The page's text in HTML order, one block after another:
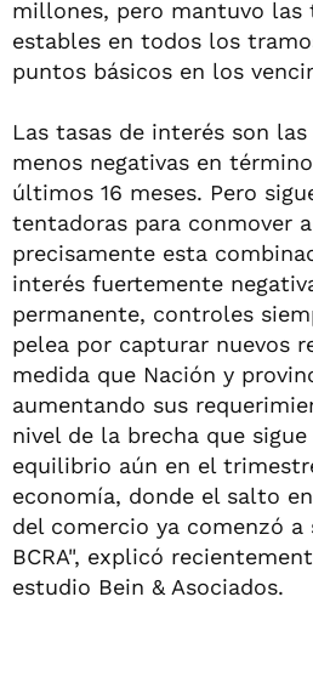
millones, pero mantuvo las
estables en todos los
puntos básicos en los
Las tasas de interés son
menos negativas en
últimos 16 meses. Pero
tentadoras para conmover
precisamente esta
interés fuertemente
permanente, controles
pelea por capturar nuevos
medida que Nación y
aumentando sus
nivel de la brecha que
equilibrio aún en el
economía, donde el salto
del comercio ya comenzó
BCRA", explicó
estudio Bein & Asociados.